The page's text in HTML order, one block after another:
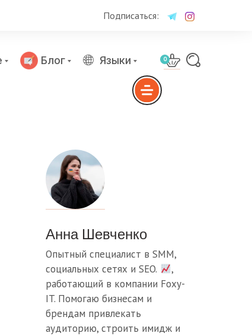
Подписаться:
Блог Языки 0
Анна Шевченко
Опытный специалист в SMM,
социальных сетях и SEO.
,
работающий в компании Foxy-
IT. Помогаю бизнесам и
брендам привлекать
аудиторию, строить имидж и